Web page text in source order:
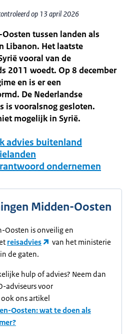
op 13 april 2026
tussen landen als
Libanon. Het laatste
vooral van de
2011 woedt. Op 8 december
en is er een
De Nederlandse
is vooralsnog gesloten.
mogelijk in Syrië.
advies buitenland
ondernemen
Midden-Oosten
Oosten is onveilig en
reisadvies
van het ministerie
de gaten.
hulp of advies? Neem dan
adviseurs voor
ook ons artikel
Oosten: wat te doen als